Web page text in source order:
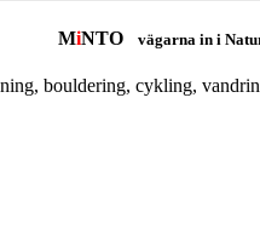
MiNTO vägarna in i
bouldering, cykling,